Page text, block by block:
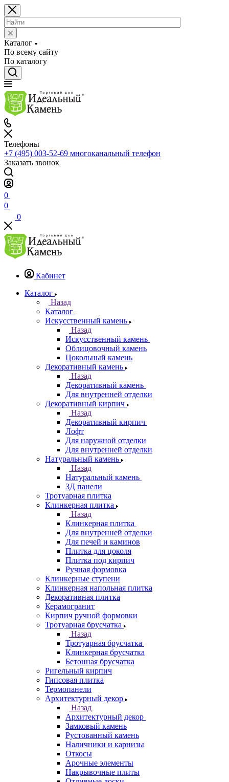
Каталог
По всему сайту
По каталогу
Телефоны
+7 (495) 003-52-69 многоканальный телефон
Заказать звонок
0
0
0
Кабинет
Каталог
Назад
Каталог
Искусственный камень
Назад
Искусственный камень
Облицовочный камень
Цокольный камень
Декоративный камень
Назад
Декоративный камень
Для внутренней отделки
Декоративный кирпич
Назад
Декоративный кирпич
Лофт
Для наружной отделки
Для внутренней отделки
Натуральный камень
Назад
Натуральный камень
3Д панели
Тротуарная плитка
Клинкерная плитка
Назад
Клинкерная плитка
Для внутренней отделки
Для печей и каминов
Плитка для цоколя
Плитка под кирпич
Ручная формовка
Клинкерные ступени
Клинкерная напольная плитка
Декоративная плитка
Керамогранит
Кирпич ручной формовки
Тротуарная брусчатка
Назад
Тротуарная брусчатка
Клинкерная брусчатка
Бетонная брусчатка
Ригельный кирпич
Гипсовая плитка
Термопанели
Архитектурный декор
Назад
Архитектурный декор
Замковый камень
Рустованный камень
Наличники и карнизы
Откосы
Арочные элементы
Накрывочные плиты